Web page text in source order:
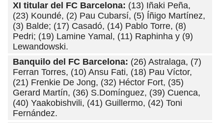
XI titular del FC Barcelona: (13) Iñaki Peña,
(23) Koundé, (2) Pau Cubarsí, (5) Íñigo Martínez,
(3) Balde; (17) Casadó, (14) Pablo Torre, (8)
Pedri; (19) Lamine Yamal, (11) Raphinha y (9)
Lewandowski.
Banquilo del FC Barcelona: (26) Astralaga, (7)
Ferran Torres, (10) Ansu Fati, (18) Pau Víctor,
(21) Frenkie De Jong, (32) Héctor Fort, (35)
Gerard Martín, (36) S.Domínguez, (39) Cuenca,
(40) Yaakobishvili, (41) Guillermo, (42) Toni
Fernández.